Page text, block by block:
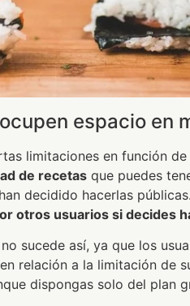
espacio en
limitaciones en función
de recetas que puedes
decidido hacerlas públicas.
otros usuarios si decides
sucede así, ya que los
relación a la limitación de
dispongas solo del plan